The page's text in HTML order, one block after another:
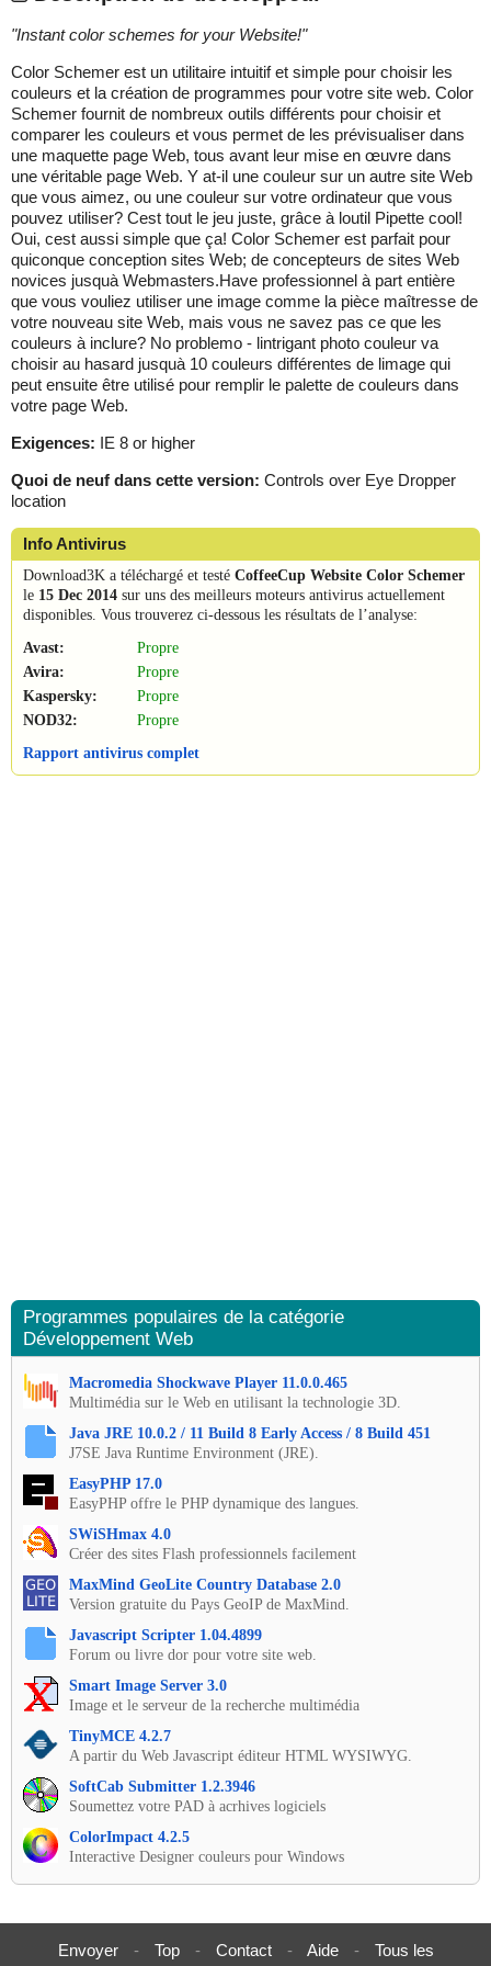
"Instant color schemes for your Website!"
Color Schemer est un utilitaire intuitif et simple pour choisir les
couleurs et la création de programmes pour votre site web. Color
Schemer fournit de nombreux outils différents pour choisir et
comparer les couleurs et vous permet de les prévisualiser dans
une maquette page Web, tous avant leur mise en œuvre dans
une véritable page Web. Y at-il une couleur sur un autre site Web
que vous aimez, ou une couleur sur votre ordinateur que vous
pouvez utiliser? Cest tout le jeu juste, grâce à loutil Pipette cool!
Oui, cest aussi simple que ça! Color Schemer est parfait pour
quiconque conception sites Web; de concepteurs de sites Web
novices jusquà Webmasters.Have professionnel à part entière
que vous vouliez utiliser une image comme la pièce maîtresse de
votre nouveau site Web, mais vous ne savez pas ce que les
couleurs à inclure? No problemo - lintrigant photo couleur va
choisir au hasard jusquà 10 couleurs différentes de limage qui
peut ensuite être utilisé pour remplir le palette de couleurs dans
votre page Web.
Exigences: IE 8 or higher
Quoi de neuf dans cette version: Controls over Eye Dropper
location
Info Antivirus
Download3K a téléchargé et testé CoffeeCup Website Color Schemer
le 15 Dec 2014 sur uns des meilleurs moteurs antivirus actuellement
disponibles. Vous trouverez ci-dessous les résultats de l’analyse:
Avast:
Propre
Avira:
Propre
Kaspersky:
Propre
NOD32:
Propre
Rapport antivirus complet
Programmes populaires de la catégorie
Développement Web
Macromedia Shockwave Player 11.0.0.465
Multimédia sur le Web en utilisant la technologie 3D.
Java JRE 10.0.2 / 11 Build 8 Early Access / 8 Build 451
J7SE Java Runtime Environment (JRE).
EasyPHP 17.0
EasyPHP offre le PHP dynamique des langues.
SWiSHmax 4.0
Créer des sites Flash professionnels facilement
MaxMind GeoLite Country Database 2.0
Version gratuite du Pays GeoIP de MaxMind.
Javascript Scripter 1.04.4899
Forum ou livre dor pour votre site web.
Smart Image Server 3.0
Image et le serveur de la recherche multimédia
TinyMCE 4.2.7
A partir du Web Javascript éditeur HTML WYSIWYG.
SoftCab Submitter 1.2.3946
Soumettez votre PAD à acrhives logiciels
ColorImpact 4.2.5
Interactive Designer couleurs pour Windows
Envoyer - Top - Contact - Aide - Tous les